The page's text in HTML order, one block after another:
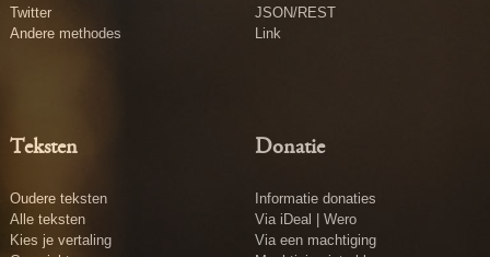
Twitter
Andere methodes
JSON/REST
Link
Teksten
Oudere teksten
Alle teksten
Kies je vertaling
Donatie
Informatie donaties
Via iDeal | Wero
Via een machtiging